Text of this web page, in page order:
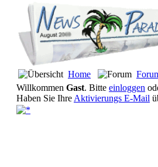
Home
Willkommen Gast. Bitte einloggen
Haben Sie Ihre Aktivierungs E-Mail